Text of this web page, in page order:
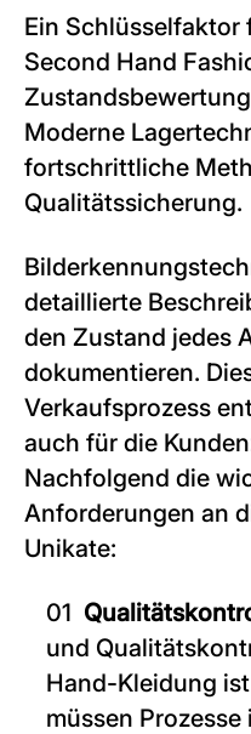
Ein Schlüsselfaktor
Second Hand
Moderne
fortschrittliche
Qualitätssicherung.
detaillierte
den Zustand jedes
dokumentieren.
Verkaufsprozess
auch für die
Nachfolgend die
Anforderungen an
Unikate:
und
Hand-Kleidung
müssen